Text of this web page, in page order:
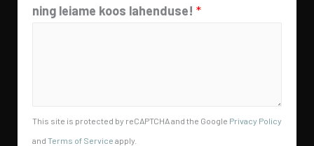
ning leiame koos lahenduse! *
This site is protected by reCAPTCHA and the Google Privacy Policy
and Terms of Service apply.